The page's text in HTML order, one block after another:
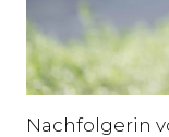
Nachfolgerin